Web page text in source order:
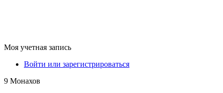
Моя учетная запись
Войти или зарегистрироваться
9 Монахов